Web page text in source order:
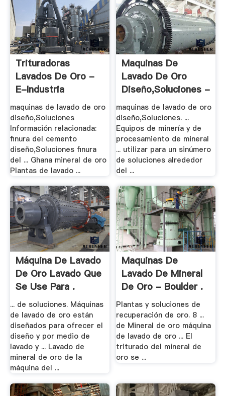
Trituradoras
Lavados De Oro -
E-Industria
maquinas de lavado de oro
diseño,Soluciones
Información relacionada:
finura del cemento
diseño,Soluciones finura
del ... Ghana mineral de oro
Plantas de lavado ...
Maquinas De
Lavado De Oro
Diseño,Soluciones -
.
maquinas de lavado de oro
diseño,Soluciones. ...
Equipos de minería y de
procesamiento de mineral
... utilizar para un sinúmero
de soluciones alrededor
del ...
Máquina De Lavado
De Oro Lavado Que
Se Use Para .
... de soluciones. Máquinas
de lavado de oro están
diseñados para ofrecer el
diseño y por medio de
lavado y ... Lavado de
mineral de oro de la
máquina del ...
Maquinas De
Lavado De Mineral
De Oro - Boulder .
Plantas y soluciones de
recuperación de oro. 8 ...
de Mineral de oro máquina
de lavado de oro ... El
triturado del mineral de
oro se ...